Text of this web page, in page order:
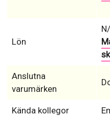
Lön
Anslutna
varumärken
Kända kollegor